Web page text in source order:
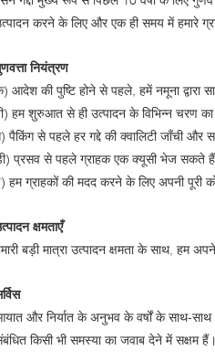
करने के लिए और एक ही समय में हमारे
नियंत्रण
आदेश की पुष्टि होने से पहले, हमें नमूना द्वारा
हम शुरुआत से ही उत्पादन के विभिन्न चरण का
पैकिंग से पहले हर गद्दे की क्वालिटी जाँची और
प्रसव से पहले ग्राहक एक क्यूसी भेज सकते हैं
हम ग्राहकों की मदद करने के लिए अपनी पूरी
क्षमताएँ
बड़ी मात्रा उत्पादन क्षमता के साथ, हम
और निर्यात के अनुभव के वर्षों के साथ-
किसी भी समस्या का जवाब देने में सक्षम हैं।